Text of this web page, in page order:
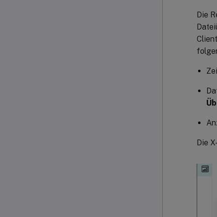
Die
Die